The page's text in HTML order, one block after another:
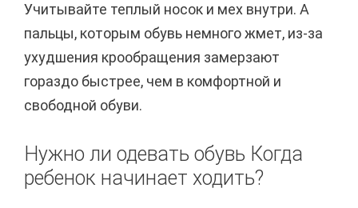
Учитывайте теплый носок и мех внутри. А
пальцы, которым обувь немного жмет, из-за
ухудшения крообращения замерзают
гораздо быстрее, чем в комфортной и
свободной обуви.
Нужно ли одевать обувь Когда
ребенок начинает ходить?